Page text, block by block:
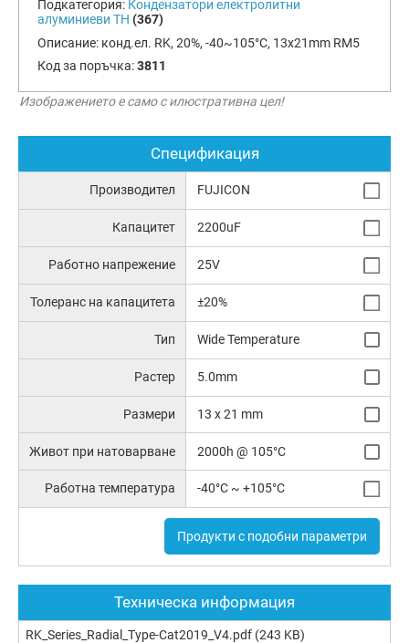
Подкатегория: Кондензатори електролитни
алуминиеви TH (367)
Описание: конд.ел. RK, 20%, -40~105°C, 13x21mm RM5
Код за поръчка:3811
Изображението е само с илюстративна цел!
Спецификация
Производител FUJICON
Капацитет 2200uF
Работно напрежение 25V
Толеранс на капацитета ±20%
Тип Wide Temperature
Растер 5.0mm
Размери 13 x 21 mm
Живот при натоварване 2000h @ 105°C
Работна температура -40°C ~ +105°C
Продукти с подобни параметри
Техническа информация
RK_Series_Radial_Type-Cat2019_V4.pdf (243 KB)